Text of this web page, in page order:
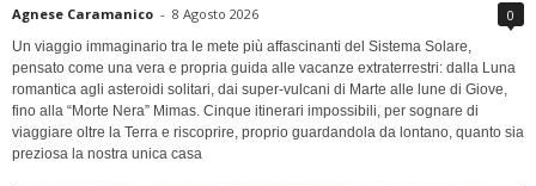
Agnese Caramanico - 8 Agosto 2026 0
Un viaggio immaginario tra le mete più affascinanti del Sistema Solare,
pensato come una vera e propria guida alle vacanze extraterrestri: dalla Luna
romantica agli asteroidi solitari, dai super-vulcani di Marte alle lune di Giove,
fino alla “Morte Nera” Mimas. Cinque itinerari impossibili, per sognare di
viaggiare oltre la Terra e riscoprire, proprio guardandola da lontano, quanto sia
preziosa la nostra unica casa